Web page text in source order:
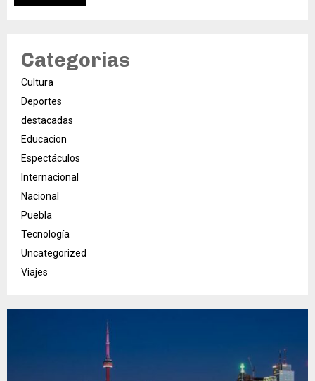
Categorias
Cultura
Deportes
destacadas
Educacion
Espectáculos
Internacional
Nacional
Puebla
Tecnología
Uncategorized
Viajes